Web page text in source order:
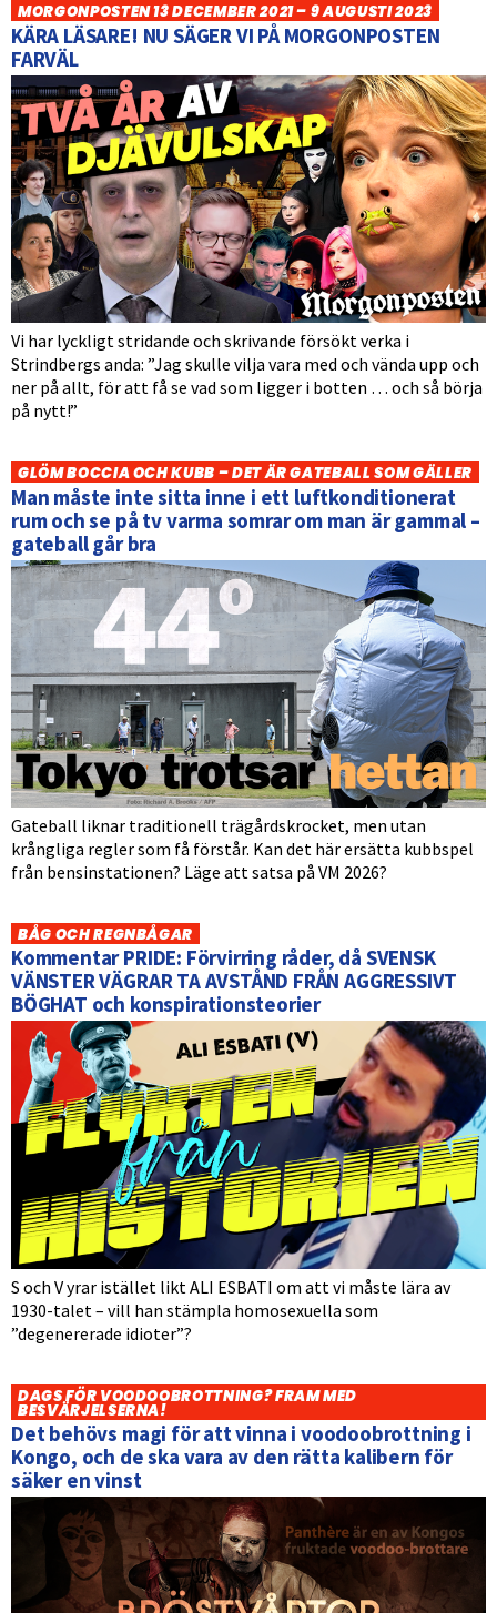
MORGONPOSTEN 13 DECEMBER 2021 – 9 AUGUSTI 2023
KÄRA LÄSARE! NU SÄGER VI PÅ MORGONPOSTEN
FARVÄL
Vi har lyckligt stridande och skrivande försökt verka i
Strindbergs anda: ”Jag skulle vilja vara med och vända upp och
ner på allt, för att få se vad som ligger i botten … och så börja
på nytt!”
GLÖM BOCCIA OCH KUBB – DET ÄR GATEBALL SOM GÄLLER
Man måste inte sitta inne i ett luftkonditionerat
rum och se på tv varma somrar om man är gammal –
gateball går bra
Gateball liknar traditionell trägårdskrocket, men utan
krångliga regler som få förstår. Kan det här ersätta kubbspel
från bensinstationen? Läge att satsa på VM 2026?
BÅG OCH REGNBÅGAR
Kommentar PRIDE: Förvirring råder, då SVENSK
VÄNSTER VÄGRAR TA AVSTÅND FRÅN AGGRESSIVT
BÖGHAT och konspirationsteorier
S och V yrar istället likt ALI ESBATI om att vi måste lära av
1930-talet – vill han stämpla homosexuella som
”degenererade idioter”?
DAGS FÖR VOODOOBROTTNING? FRAM MED
BESVÄRJELSERNA!
Det behövs magi för att vinna i voodoobrottning i
Kongo, och de ska vara av den rätta kalibern för
säker en vinst